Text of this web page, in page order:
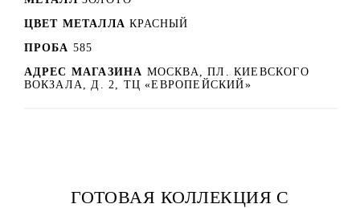
ЦВЕТ МЕТАЛЛА КРАСНЫЙ
ПРОБА 585
АДРЕС МАГАЗИНА МОСКВА, ПЛ. КИЕВСКОГО
ВОКЗАЛА, Д. 2, ТЦ «ЕВРОПЕЙСКИЙ»
ГОТОВАЯ КОЛЛЕКЦИЯ С